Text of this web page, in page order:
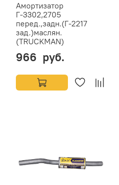
Амортизатор
Г-3302,2705
перед.,задн.(Г-2217
зад.)маслян.
(TRUCKMAN)
966 руб.